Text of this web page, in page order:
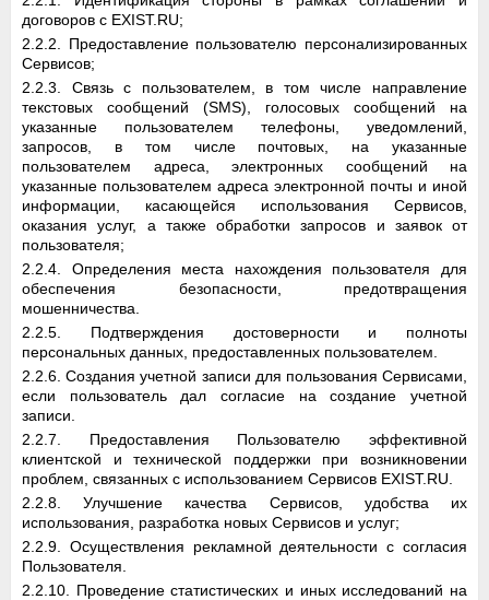
договоров с EXIST.RU;
2.2.2. Предоставление пользователю персонализированных
Сервисов;
2.2.3. Связь с пользователем, в том числе направление
текстовых сообщений (SMS), голосовых сообщений на
указанные пользователем телефоны, уведомлений,
запросов, в том числе почтовых, на указанные
пользователем адреса, электронных сообщений на
указанные пользователем адреса электронной почты и иной
информации, касающейся использования Сервисов,
оказания услуг, а также обработки запросов и заявок от
пользователя;
2.2.4. Определения места нахождения пользователя для
обеспечения безопасности, предотвращения
мошенничества.
2.2.5. Подтверждения достоверности и полноты
персональных данных, предоставленных пользователем.
2.2.6. Создания учетной записи для пользования Сервисами,
если пользователь дал согласие на создание учетной
записи.
2.2.7. Предоставления Пользователю эффективной
клиентской и технической поддержки при возникновении
проблем, связанных с использованием Сервисов EXIST.RU.
2.2.8. Улучшение качества Сервисов, удобства их
использования, разработка новых Сервисов и услуг;
2.2.9. Осуществления рекламной деятельности с согласия
Пользователя.
2.2.10. Проведение статистических и иных исследований на